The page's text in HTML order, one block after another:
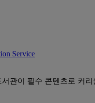
Service
관이 필수 콘텐츠로 커